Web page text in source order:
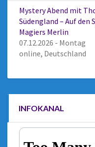
Mystery Abend mit
Südengland – Auf den
Magiers Merlin
07.12.2026 - Montag
online, Deutschland
INFOKANAL